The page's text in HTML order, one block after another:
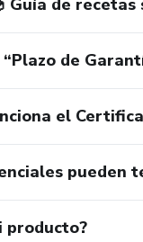
de
el
pueden
producto?